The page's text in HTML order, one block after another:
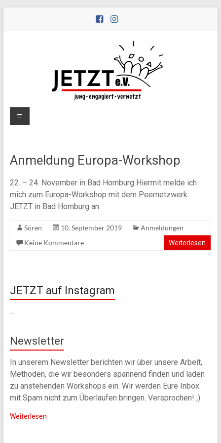
Peernetzwerk
e.V.
JETZT
–
jung,
vernetzt
e.V.
Menü
Anmeldung Europa-Workshop
22. – 24. November in Bad Homburg Hiermit melde ich
mich zum Europa-Workshop mit dem Peernetzwerk
JETZT in Bad Homburg an.
Sören 10. September 2019
Anmeldungen
Keine Kommentare
Weiterlesen
JETZT auf Instagram
…
Newsletter
In unserem Newsletter berichten wir über unsere Arbeit,
Methoden, die wir besonders spannend finden und laden
zu anstehenden Workshops ein. Wir werden Eure Inbox
mit Spam nicht zum Überlaufen bringen. Versprochen! ;)
Weiterlesen